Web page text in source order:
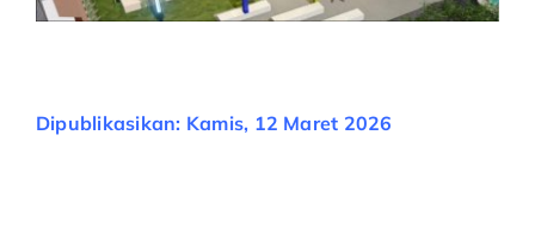
Dipublikasikan: Kamis, 12 Maret 2026